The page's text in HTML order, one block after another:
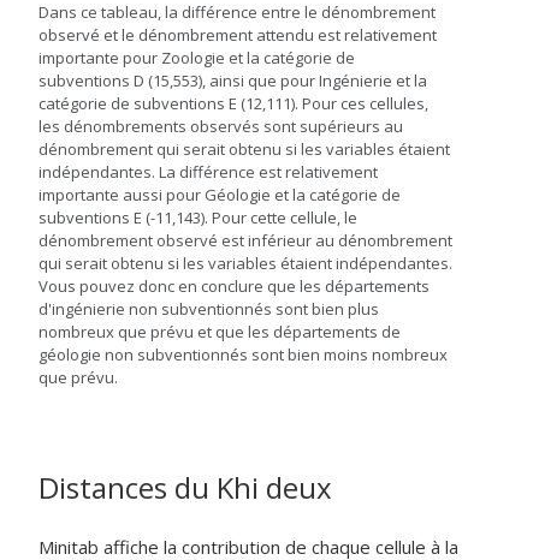
Dans ce tableau, la différence entre le dénombrement
observé et le dénombrement attendu est relativement
importante pour Zoologie et la catégorie de
subventions D (15,553), ainsi que pour Ingénierie et la
catégorie de subventions E (12,111). Pour ces cellules,
les dénombrements observés sont supérieurs au
dénombrement qui serait obtenu si les variables étaient
indépendantes. La différence est relativement
importante aussi pour Géologie et la catégorie de
subventions E (-11,143). Pour cette cellule, le
dénombrement observé est inférieur au dénombrement
qui serait obtenu si les variables étaient indépendantes.
Vous pouvez donc en conclure que les départements
d'ingénierie non subventionnés sont bien plus
nombreux que prévu et que les départements de
géologie non subventionnés sont bien moins nombreux
que prévu.
Distances du Khi deux
Minitab affiche la contribution de chaque cellule à la